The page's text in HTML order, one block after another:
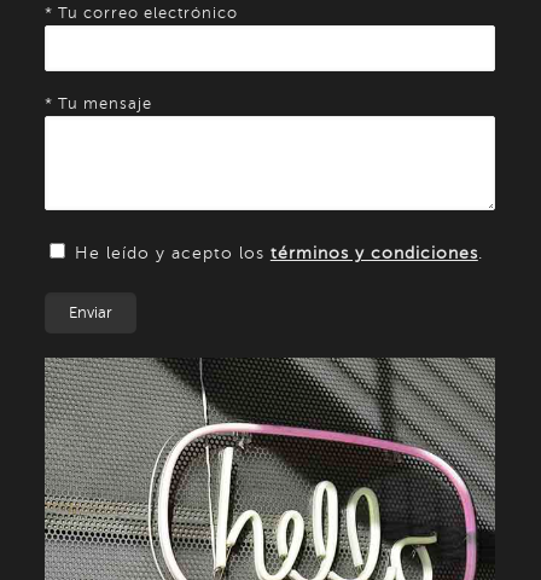
* Tu correo electrónico
* Tu mensaje
He leído y acepto los términos y condiciones.